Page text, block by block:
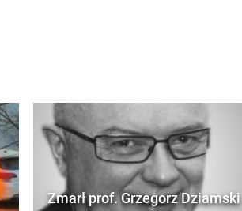
Zmarł prof. Grzegorz Dziamski